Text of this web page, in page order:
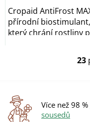
Cropaid AntiFrost
přírodní biostimulant,
který chrání rostliny
23
Více než 98 %
sousedů